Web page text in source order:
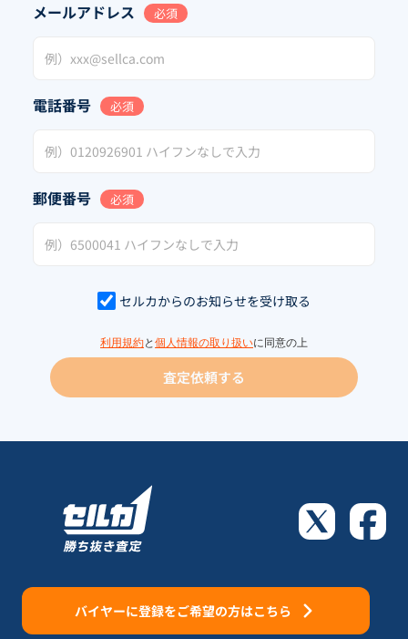
メールアドレス 必須
電話番号 必須
郵便番号 必須
セルカからのお知らせを受け取る
利用規約と 個人情報の取り扱いに同意の上
査定依頼する
バイヤーに登録をご希望の方はこちら